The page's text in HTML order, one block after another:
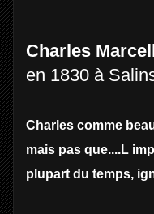
Charles
en 1830 à
Charles comme
mais pas que....L
plupart du temps,